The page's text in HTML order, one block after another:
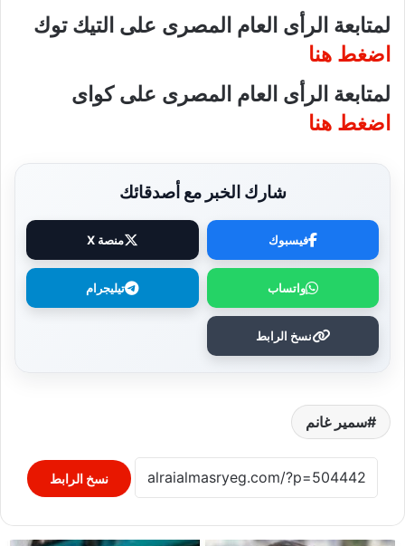
لمتابعة الرأى العام المصرى على التيك توك
اضغط هنا
لمتابعة الرأى العام المصرى على كواى
اضغط هنا
شارك الخبر مع أصدقائك
فيسبوك منصة X
واتساب تيليجرام
نسخ الرابط
سمير غانم
نسخ الرابط